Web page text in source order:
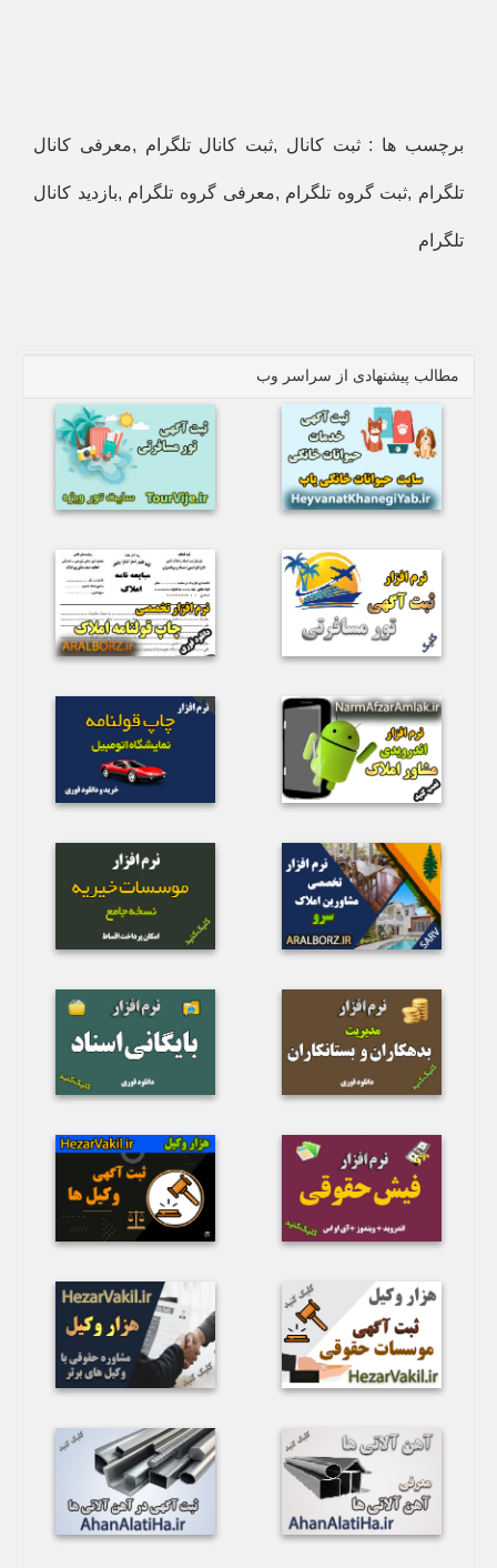
برچسب ها : ثبت کانال ,ثبت کانال تلگرام ,معرفی کانال
تلگرام ,ثبت گروه تلگرام ,معرفی گروه تلگرام ,بازدید کانال
تلگرام
مطالب پیشنهادی از سراسر وب